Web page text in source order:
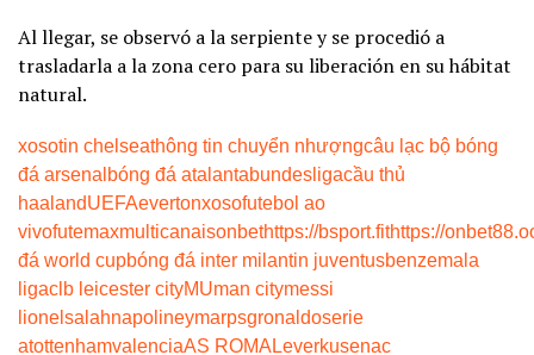
Al llegar, se observó a la serpiente y se procedió a
trasladarla a la zona cero para su liberación en su hábitat
natural.
xosotin chelseathông tin chuyển nhượngcâu lạc bộ bóng
đá arsenal bóng đá atalantabundesligacầu thủ
haalandUEFAevertonxosofutebol ao
vivofutemaxmulticanaisonbethttps://bsport.fithttps://
đá world cupbóng đá inter milantin juventusbenzema la
ligaclb leicester cityMUman citymessi
lionel salahnapolineymarpsgronaldoserie
atottenhamvalenciaAS ROMA Leverkusenac